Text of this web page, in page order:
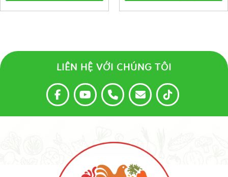
LIÊN HỆ VỚI CHÚNG TÔI